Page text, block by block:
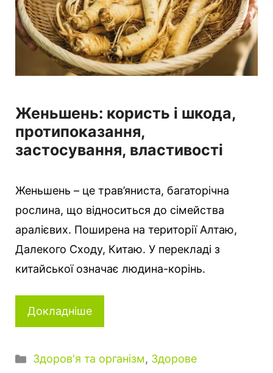
Женьшень: користь і шкода,
протипоказання,
застосування, властивості
Женьшень – це трав’яниста, багаторічна
рослина, що відноситься до сімейства
аралієвих. Поширена на території Алтаю,
Далекого Сходу, Китаю. У перекладі з
китайської означає людина-корінь.
Докладніше
Категорії
Здоров'я та організм, Здорове